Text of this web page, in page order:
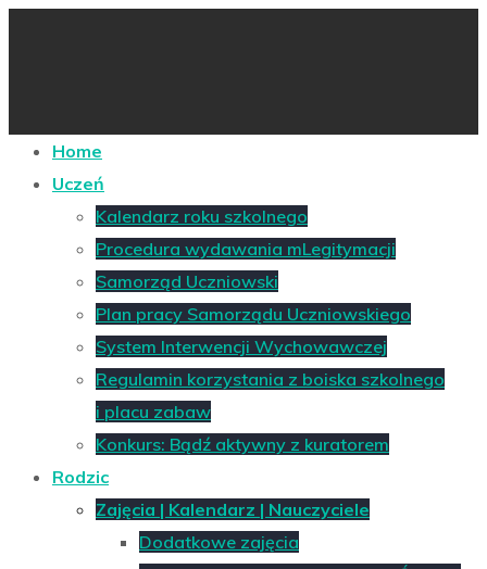
Home
Uczeń
Kalendarz roku szkolnego
Procedura wydawania mLegitymacji
Samorząd Uczniowski
Plan pracy Samorządu Uczniowskiego
System Interwencji Wychowawczej
Regulamin korzystania z boiska szkolnego
i placu zabaw
Konkurs: Bądź aktywny z kuratorem
Rodzic
Zajęcia | Kalendarz | Nauczyciele
Dodatkowe zajęcia